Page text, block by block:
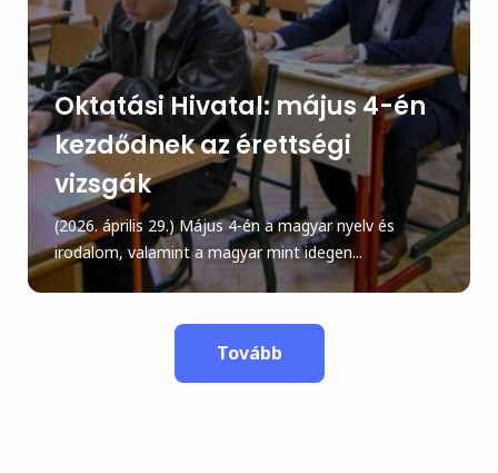
Oktatási Hivatal: május 4-én
kezdődnek az érettségi
vizsgák
(2026. április 29.) Május 4-én a magyar nyelv és
irodalom, valamint a magyar mint idegen...
Tovább